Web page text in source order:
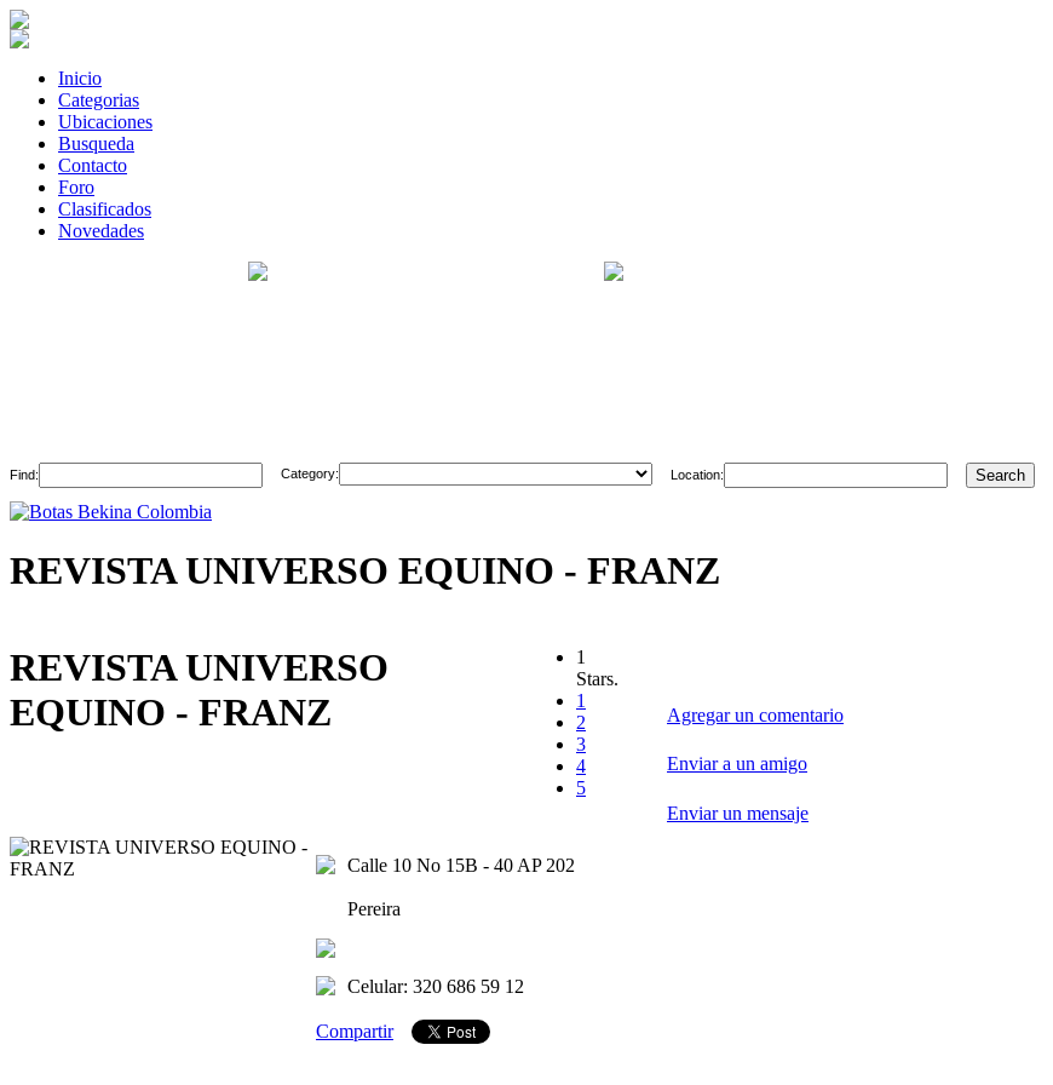
Inicio
Categorias
Ubicaciones
Busqueda
Contacto
Foro
Clasificados
Novedades
Find: Category: Location:
REVISTA UNIVERSO EQUINO - FRANZ
REVISTA UNIVERSO
EQUINO - FRANZ
1
Stars.
1
2
3
4
5
Calle 10 No 15B - 40 AP 202
Pereira
Celular: 320 686 59 12
Compartir
Agregar un comentario
Enviar a un amigo
Enviar un mensaje